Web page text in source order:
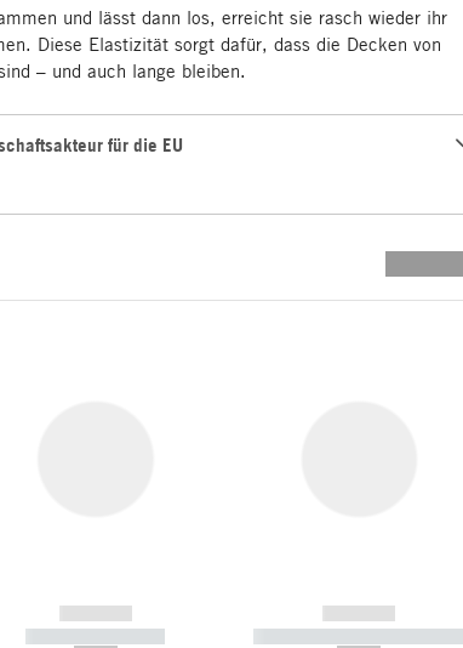
und lässt dann los, erreicht sie rasch wieder ihr
Diese Elastizität sorgt dafür, dass die Decken von
– und auch lange bleiben.
für die EU
------------
----------- -----------
------------
----------- -----------